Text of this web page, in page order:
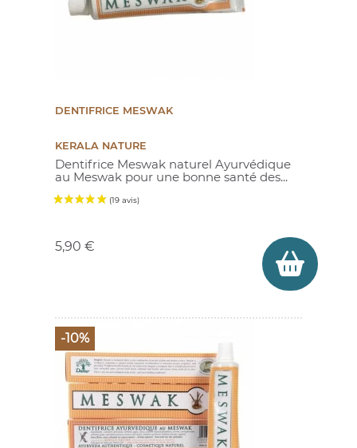
DENTIFRICE MESWAK
KERALA NATURE
Dentifrice Meswak naturel Ayurvédique
au Meswak pour une bonne santé des...
5,90 €
-10%